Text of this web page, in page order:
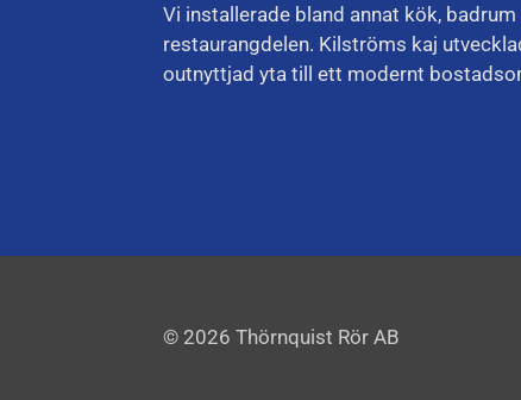
Vi installerade bland annat kök, badrum
restaurangdelen. Kilströms kaj
outnyttjad yta till ett modernt
© 2026 Thörnquist Rör AB